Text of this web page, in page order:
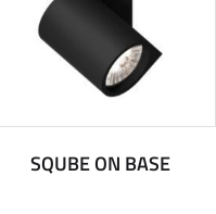
SQUBE ON BASE